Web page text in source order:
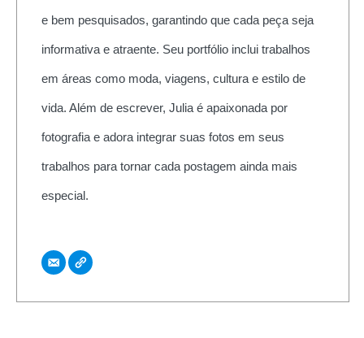
e bem pesquisados, garantindo que cada peça seja
informativa e atraente. Seu portfólio inclui trabalhos
em áreas como moda, viagens, cultura e estilo de
vida. Além de escrever, Julia é apaixonada por
fotografia e adora integrar suas fotos em seus
trabalhos para tornar cada postagem ainda mais
especial.